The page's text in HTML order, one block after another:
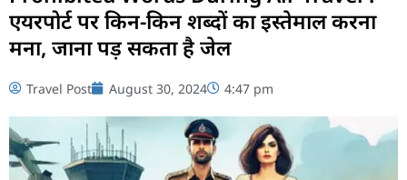
एयरपोर्ट पर किन-किन शब्दों का इस्तेमाल करना
मना, जाना पड़ सकता है जेल
Travel Post August 30, 2024 4:47 pm